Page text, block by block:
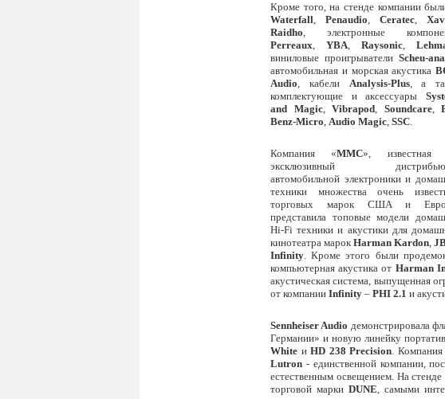
Кроме того, на стенде компании
Waterfall, Penaudio, Ceratec,
Raidho, электронные
Perreaux, YBA, Raysonic,
виниловые проигрыватели Scheu-
автомобильная и морская акустика
Audio, кабели Analysis-Plus, а
комплектующие и аксессуары
and Magic, Vibrapod, Soundcare,
Benz-Micro, Audio Magic, SSC.
Компания «ММС», известная
эксклюзивный
автомобильной электроники и
техники множества очень
торговых марок США и
представила топовые модели
Hi-Fi техники и акустики для
кинотеатра марокHarman Kardon,
Infinity. Кроме этого были
компьютерная акустика от Harman
акустическая система, выпущенная
от компании Infinity – PHI 2.1 и
Sennheiser Audio демонстрировала
Германии» и новую линейку
White иHD 238 Precision. Компания
Lutron - единственной компании,
естественным освещением. На
торговой марки DUNE, самыми